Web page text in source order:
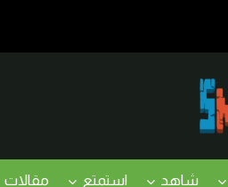
شاهد استمتع مقالات